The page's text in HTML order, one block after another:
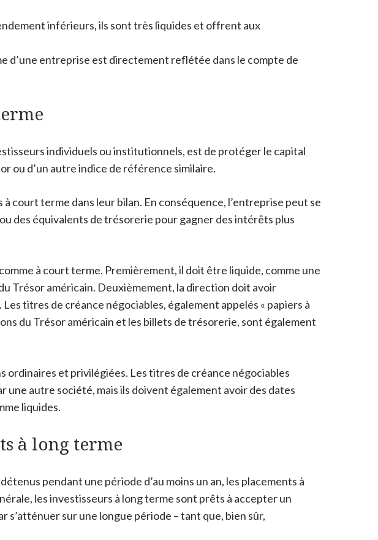
inférieurs, ils sont très liquides et offrent aux
d’une entreprise est directement reflétée dans le compte de
individuels ou institutionnels, est de protéger le capital
ou d’un autre indice de référence similaire.
court terme dans leur bilan. En conséquence, l’entreprise peut se
des équivalents de trésorerie pour gagner des intérêts plus
à court terme. Premièrement, il doit être liquide, comme une
Trésor américain. Deuxièmement, la direction doit avoir
titres de créance négociables, également appelés « papiers à
du Trésor américain et les billets de trésorerie, sont également
et privilégiées. Les titres de créance négociables
une autre société, mais ils doivent également avoir des dates
liquides.
à long terme
pendant une période d’au moins un an, les placements à
les investisseurs à long terme sont prêts à accepter un
s’atténuer sur une longue période – tant que, bien sûr,